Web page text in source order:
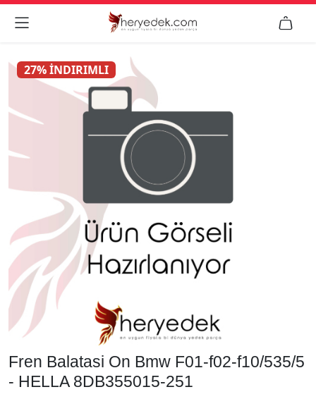
 
27% İNDIRIMLI
Fren Balatasi On Bmw F01-f02-f10/535/5
- HELLA 8DB355015-251